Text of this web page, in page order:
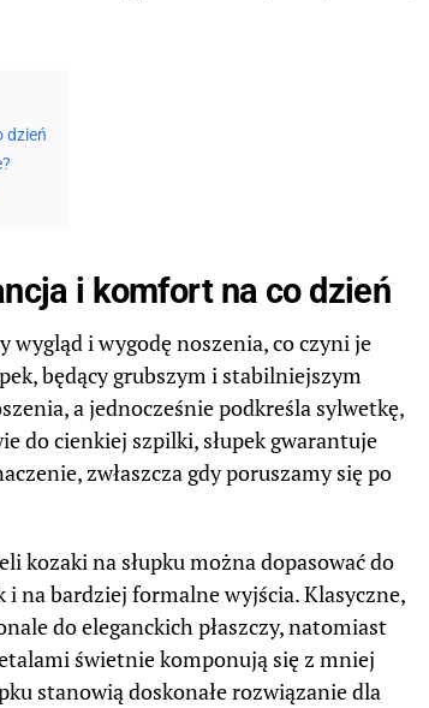
dzień
i komfort na co dzień
wygląd i wygodę noszenia, co czyni je
będący grubszym i stabilniejszym
a jednocześnie podkreśla sylwetkę,
do cienkiej szpilki, słupek gwarantuje
zwłaszcza gdy poruszamy się po
kozaki na słupku można dopasować do
na bardziej formalne wyjścia. Klasyczne,
do eleganckich płaszczy, natomiast
świetnie komponują się z mniej
stanowią doskonałe rozwiązanie dla